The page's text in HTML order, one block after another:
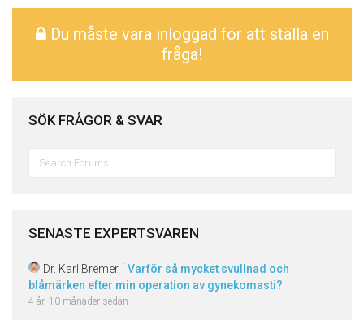
Du måste vara inloggad för att ställa en
fråga!
SÖK FRÅGOR & SVAR
SENASTE EXPERTSVAREN
Dr. Karl Bremer i Varför så mycket svullnad och
blåmärken efter min operation av gynekomasti?
4 år, 10 månader sedan